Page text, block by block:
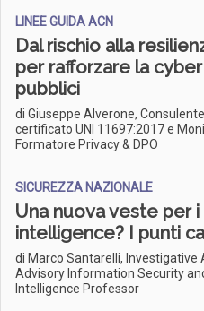
LINEE GUIDA ACN
Dal rischio alla
per rafforzare la
pubblici
di Giuseppe Alverone,
certificato UNI 11697:2017 e
Formatore Privacy & DPO
SICUREZZA NAZIONALE
Una nuova veste per i
intelligence? I punti
di Marco Santarelli, Investigative
Advisory Information Security
Intelligence Professor